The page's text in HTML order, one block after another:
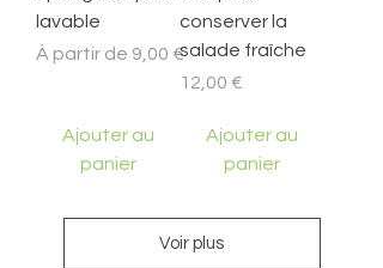
lavable
À partir de 9,00 €
Prix promotionnel
Ajouter au
panier
conserver la
salade fraîche
Prix
12,00 €
Ajouter au
panier
Voir plus